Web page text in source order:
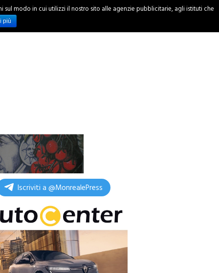
INCHIESTE
Iscriviti a @MonrealePress
modo in cui utilizzi il nostro sito alle agenzie pubblicitarie, agli istituti che
più